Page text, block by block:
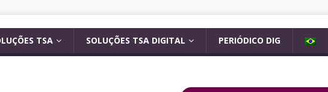
TSA SOLUÇÕES TSA DIGITAL PERIÓDICO DIG
B